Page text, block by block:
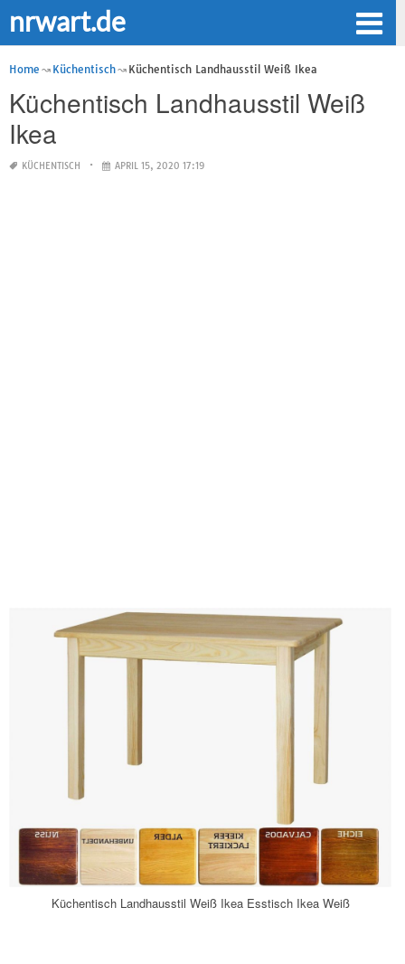
nrwart.de
Home Küchentisch Küchentisch Landhausstil Weiß Ikea
Küchentisch Landhausstil Weiß
Ikea
KÜCHENTISCH APRIL 15, 2020 17:19
Küchentisch Landhausstil Weiß Ikea Esstisch Ikea Weiß